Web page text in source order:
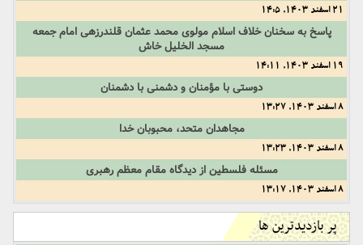
21 اسفند 1403, 14:5
پاسخ به سخنان خلاف اسلام مولوی محمد عثمان قلندرزهی امام جمعه
مسجد الخلیل خاش
19 اسفند 1403, 14:11
دوستی با مؤمنان و دشمنی با دشمنان
8 اسفند 1403, 13:27
مجاهدان متحد، محبوبان خدا
8 اسفند 1403, 13:23
مسئله فلسطين از دیدگاه مقام معظم رهبری
8 اسفند 1403, 13:17
پر بازدیدترین ها